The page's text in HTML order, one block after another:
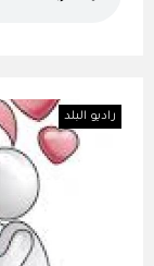
راديو البلد